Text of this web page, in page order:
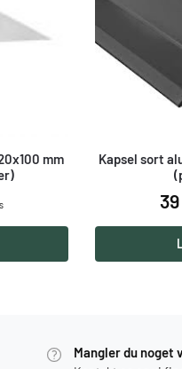
mm
Kapsel sort
39
Mangler du noget